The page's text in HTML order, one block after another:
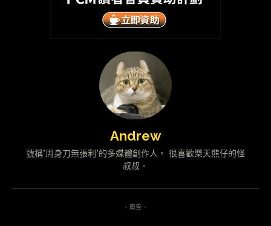
Andrew
號稱"周身刀無張利"的多媒體創作人。 很喜歡樂天熊仔的怪
叔叔。
- 廣告 -